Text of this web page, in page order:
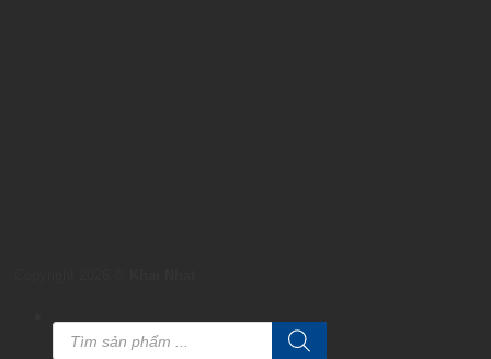
Products
search